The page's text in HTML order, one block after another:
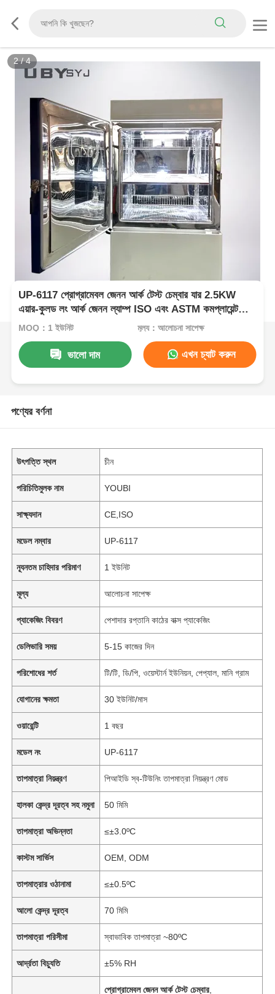
2/4
UP-6117 প্রোগ্রামেবল জেনন আর্ক টেস্ট চেম্বার যার 2.5KW
এয়ার-কুলড লং আর্ক জেনন ল্যাম্প ISO এবং ASTM কমপ্লায়েন্ট
এজিং টেস্টের জন্য
MOQ：1 ইউনিট মূল্য：আলোচনা সাপেক্ষ
ভালো দাম এখন চ্যাট করুন
পণ্যের বর্ণনা
উৎপত্তি স্থল চীন
পরিচিতিমুলক নাম YOUBI
সাক্ষ্যদান CE,ISO
মডেল নম্বার UP-6117
ন্যূনতম চাহিদার পরিমাণ 1 ইউনিট
মূল্য আলোচনা সাপেক্ষ
প্যাকেজিং বিবরণ পেশাদার রপ্তানি কাঠের বাক্স প্যাকেজিং
ডেলিভারি সময় 5-15 কাজের দিন
পরিশোধের শর্ত টি/টি, ডি/পি, ওয়েস্টার্ন ইউনিয়ন, পেপ্যাল, মানি গ্রাম
যোগানের ক্ষমতা 30 ইউনিট/মাস
ওয়ারেন্টি 1 বছর
মডেল নং UP-6117
তাপমাত্রা নিয়ন্ত্রণ পিআইডি স্ব-টিউনিং তাপমাত্রা নিয়ন্ত্রণ মোড
হালকা কেন্দ্র দূরত্ব সহ নমুনা 50 মিমি
তাপমাত্রা অভিন্নতা ≤±3.0ºC
কাস্টম সার্ভিস OEM, ODM
তাপমাত্রার ওঠানামা ≤±0.5ºC
আলো কেন্দ্র দূরত্ব 70 মিমি
তাপমাত্রা পরিসীমা স্বাভাবিক তাপমাত্রা ~80ºC
আর্দ্রতা বিচ্যুতি ±5% RH
প্রোগ্রামেবল জেনন আর্ক টেস্ট চেম্বার,